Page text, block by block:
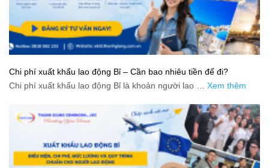
Chi phí xuất khẩu lao động Bỉ – Cần bao nhiêu tiền để đi?
Chi phí xuất khẩu lao động Bỉ là khoản người lao … Xem thêm